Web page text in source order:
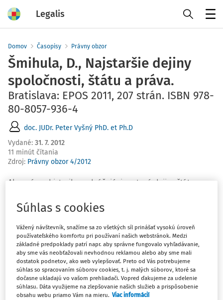
Legalis
Domov Časopisy Právny obzor
Šmihula, D., Najstaršie dejiny
spoločnosti, štátu a práva.
Bratislava: EPOS 2011, 207 strán. ISBN 978-
80-8057-936-4
doc. JUDr. Peter Vyšný PhD. et Ph.D
Vydané: 31. 7. 2012
11 minút čítania
Zdroj: Právny obzor 4/2012
Ako právny historik prednášajúci svetové dejiny štátu a
učebnice dr. Daniela Šmihulu
akademickom prostredí ojedinelým pokusom o prehľadné
spracovanie najstarších úsekov vo vývoji ľudstva na
pedagogické účely. Študentom práv i kolegom vyučujúcim
právne dejiny ju odporúčam do pozornosti ako študijný
materiál užitočne dopĺňajúci iné právnohistorické
učebnice, ktoré sa dôležitej problematike pravekého a
Súhlas s cookies
Vážený návštevník, snažíme sa zo všetkých síl prinášať vysokú úroveň
používateľského komfortu pri používaní našich webstránok. Medzi
základné predpoklady patrí napr. aby správne fungovalo vyhľadávanie,
aby sme vás neobťažovali nevhodnou reklamou alebo aby sme mali
dostatok podnetov, ako web vylepšovať. Preto od Vás potrebujeme
súhlas so spracovaním súborov cookies, t. j. malých súborov, ktoré sa
dočasne ukladajú vo vašom prehliadači. Vopred ďakujeme za udelenie
súhlasu. Dáta využijeme na zlepšovanie našich služieb a prispôsobenie
obsahu webu priamo Vám na mieru. Viac informácií